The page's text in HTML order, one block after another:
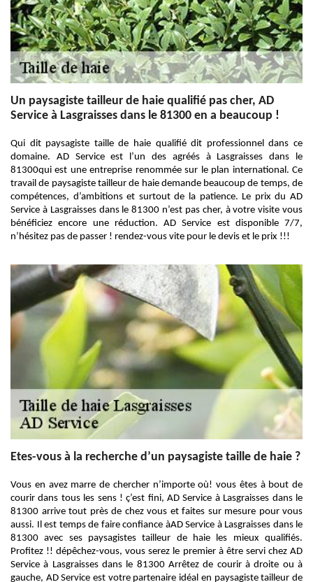
Un paysagiste tailleur de haie qualifié pas cher, AD
Service à Lasgraisses dans le 81300 en a beaucoup !
Qui dit paysagiste taille de haie qualifié dit professionnel dans ce
domaine. AD Service est l’un des agréés à Lasgraisses dans le
81300qui est une entreprise renommée sur le plan international. Ce
travail de paysagiste tailleur de haie demande beaucoup de temps, de
compétences, d’ambitions et surtout de la patience. Le prix du AD
Service à Lasgraisses dans le 81300 n’est pas cher, à votre visite vous
bénéficiez encore une réduction. AD Service est disponible 7/7,
n’hésitez pas de passer ! rendez-vous vite pour le devis et le prix !!!
Etes-vous à la recherche d’un paysagiste taille de haie ?
Vous en avez marre de chercher n’importe où! vous êtes à bout de
courir dans tous les sens ! ç’est fini, AD Service à Lasgraisses dans le
81300 arrive tout près de chez vous et faites sur mesure pour vous
aussi. Il est temps de faire confiance àAD Service à Lasgraisses dans le
81300 avec ses paysagistes tailleur de haie les mieux qualifiés.
Profitez !! dépêchez-vous, vous serez le premier à être servi chez AD
Service à Lasgraisses dans le 81300 Arrêtez de courir à droite ou à
gauche, AD Service est votre partenaire idéal en paysagiste tailleur de